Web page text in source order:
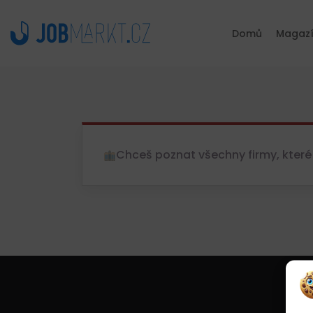
Domů
Chceš poznat všechny firmy,